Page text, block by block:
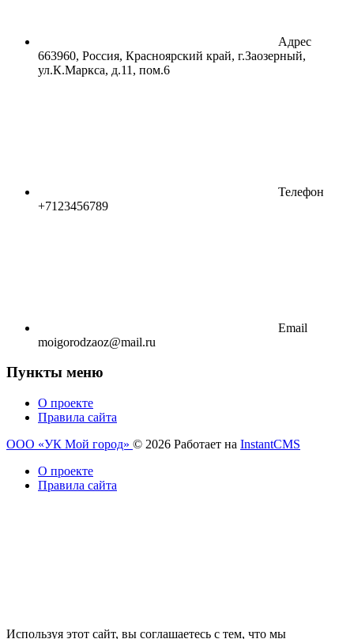
Адрес
663960, Россия, Красноярский край, г.Заозерный,
ул.К.Маркса, д.11, пом.6
Телефон
+7123456789
Email
moigorodzaoz@mail.ru
Пункты меню
О проекте
Правила сайта
ООО «УК Мой город» © 2026 Работает на InstantCMS
О проекте
Правила сайта
Используя этот сайт, вы соглашаетесь с тем, что мы